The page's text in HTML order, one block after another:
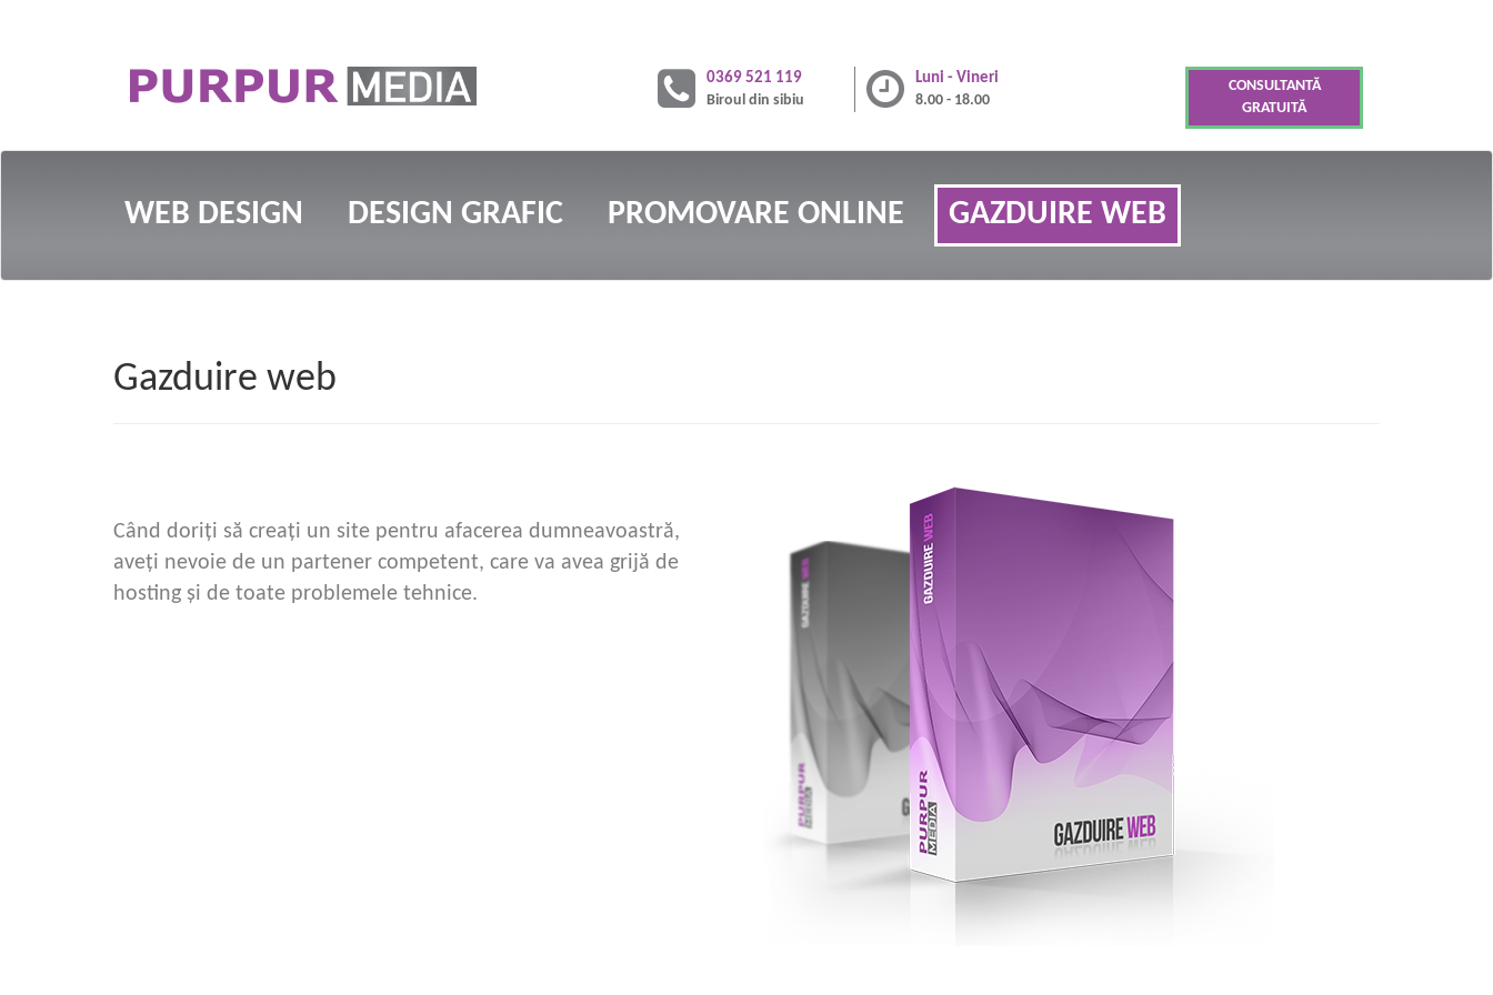
0369 521 119
Biroul din sibiu
Luni - Vineri
8.00 - 18.00
CONSULTANTĂ
GRATUITĂ
WEB DESIGN DESIGN GRAFIC PROMOVARE ONLINE GAZDUIRE WEB
Gazduire web
Când doriți să creați un site pentru afacerea dumneavoastră,
aveți nevoie de un partener competent, care va avea grijă de
hosting și de toate problemele tehnice.